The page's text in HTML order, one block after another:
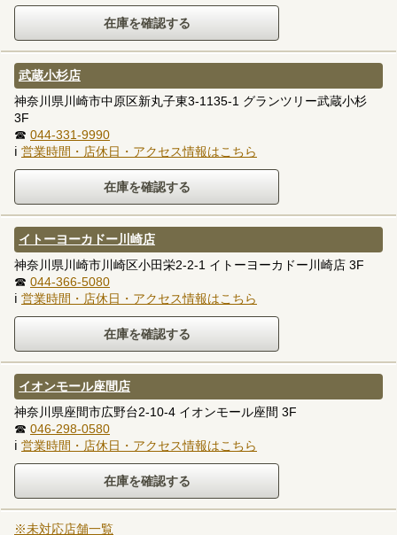
武蔵小杉店
神奈川県川崎市中原区新丸子東3-1135-1 グランツリー武蔵小杉
3F
☎ 044-331-9990
ℹ 営業時間・店休日・アクセス情報はこちら
イトーヨーカドー川崎店
神奈川県川崎市川崎区小田栄2-2-1 イトーヨーカドー川崎店 3F
☎ 044-366-5080
ℹ 営業時間・店休日・アクセス情報はこちら
イオンモール座間店
神奈川県座間市広野台2-10-4 イオンモール座間 3F
☎ 046-298-0580
ℹ 営業時間・店休日・アクセス情報はこちら
※未対応店舗一覧